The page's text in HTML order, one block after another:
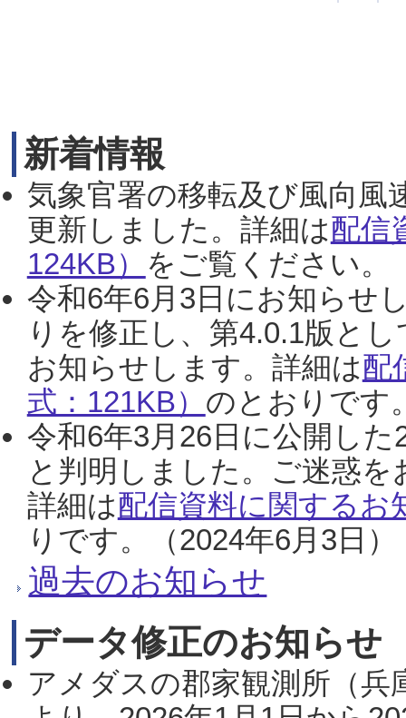
新着情報
気象官署の移転及び風向風
更新しました。詳細は配信
124KB） をご覧ください。
令和6年6月3日にお知らせ
りを修正し、第4.0.1版と
お知らせします。詳細は配
式：121KB） のとおりです
令和6年3月26日に公開し
と判明しました。ご迷惑
詳細は配信資料に関するお
りです。（2024年6月3日）
過去のお知らせ
データ修正のお知らせ
アメダスの郡家観測所（